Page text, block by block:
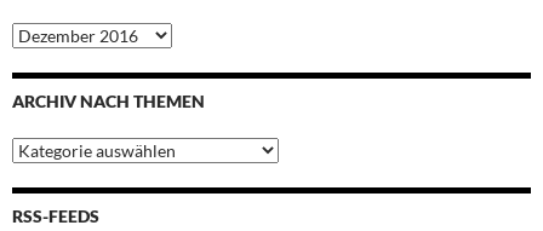
Archiv
nach
Monaten
ARCHIV NACH THEMEN
Archiv
nach
Themen
RSS-FEEDS